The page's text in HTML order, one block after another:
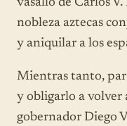
vasallo de Carlos
nobleza aztecas
y aniquilar a los
Mientras tanto,
y obligarlo a volver
gobernador Diego